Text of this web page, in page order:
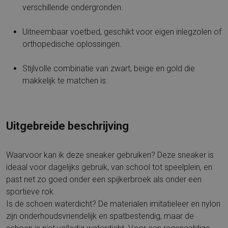
verschillende ondergronden.
Uitneembaar voetbed, geschikt voor eigen inlegzolen of
orthopedische oplossingen.
Stijlvolle combinatie van zwart, beige en gold die
makkelijk te matchen is.
Uitgebreide beschrijving
Waarvoor kan ik deze sneaker gebruiken? Deze sneaker is
ideaal voor dagelijks gebruik, van school tot speelplein, en
past net zo goed onder een spijkerbroek als onder een
sportieve rok.
Is de schoen waterdicht? De materialen imitatieleer en nylon
zijn onderhoudsvriendelijk en spatbestendig, maar de